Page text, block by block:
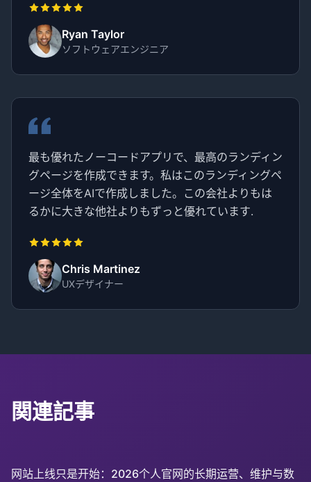
Ryan Taylor
ソフトウェアエンジニア
最も優れたノーコードアプリで、最高のランディン
グページを作成できます。私はこのランディングペ
ージ全体をAIで作成しました。この会社よりもは
るかに大きな他社よりもずっと優れています.
Chris Martinez
UXデザイナー
関連記事
网站上线只是开始：2026个人官网的长期运营、维护与数